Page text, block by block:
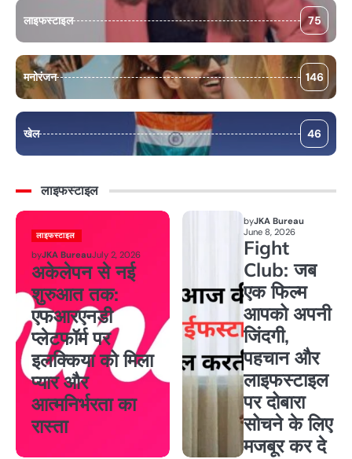
लाइफस्टाइल 75
मनोरंजन 146
खेल 46
लाइफस्टाइल
लाइफस्टाइल
byJKA BureauJuly 2, 2026
अकेलेपन से नई
शुरुआत तक:
एफआरएनडी
प्लेटफॉर्म पर
इलक्किया को मिला
प्यार और
आत्मनिर्भरता का
रास्ता
byJKA Bureau
June 8, 2026
Fight
Club: जब
एक फिल्म
आपको अपनी
जिंदगी,
पहचान और
लाइफस्टाइल
पर दोबारा
सोचने के लिए
मजबूर कर दे